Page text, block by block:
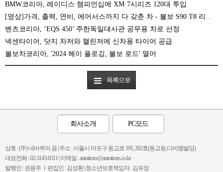
BMW코리아, 레이디스 챔피언십에 XM·7시리즈 120대 투입
[영상]가격, 출력, 연비, 에어서스까지 다 갖춘 차 - 볼보 S90 T8 리차지
벤츠코리아, ‘EQS 450’ 주한독일대사관 공무용 차로 선정
넥센타이어, 닷지 차저와 챌린저에 신차용 타이어 공급
볼보차코리아, '2024 헤이 플로깅, 볼보 로드' 열어
목록으로
회사소개 PC모드
상호 : (주) 네바퀴의 꿈 | 주소 : 서울시 마포구 동교로 191, 202호(동교동,디비엠빌딩)
대표전화 : 02-3143-6511 | 이메일 : autotimes@autotimes.co.kr
발행인 : 권용주 ㅣ편집인 : 김성환 | 청소년보호책임자 : 김유정